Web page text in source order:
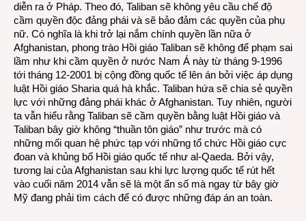
diễn ra ở Pháp. Theo đó, Taliban sẽ không yêu cầu chế độ
cầm quyền độc đảng phái và sẽ bảo đảm các quyền của phụ
nữ. Có nghĩa là khi trở lại nắm chính quyền lần nữa ở
Afghanistan, phong trào Hồi giáo Taliban sẽ không để phạm sai
lầm như khi cầm quyền ở nước Nam Á này từ tháng 9-1996
tới tháng 12-2001 bị cộng đồng quốc tế lên án bởi việc áp dụng
luật Hồi giáo Sharia quá hà khắc. Taliban hứa sẽ chia sẻ quyền
lực với những đảng phái khác ở Afghanistan. Tuy nhiên, người
ta vẫn hiểu rằng Taliban sẽ cầm quyền bằng luật Hồi giáo và
Taliban bây giờ không “thuần tôn giáo” như trước mà có
những mối quan hệ phức tạp với những tổ chức Hồi giáo cực
đoan và khủng bố Hồi giáo quốc tế như al-Qaeda. Bởi vậy,
tương lai của Afghanistan sau khi lực lượng quốc tế rút hết
vào cuối năm 2014 vẫn sẽ là một ẩn số mà ngay từ bây giờ
Mỹ đang phải tìm cách để có được những đáp án an toàn.